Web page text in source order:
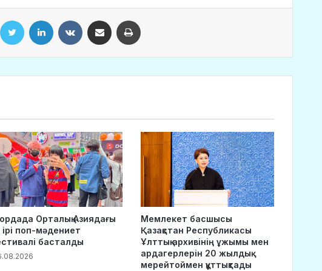
Орталық Азиядағы
ірі поп-мәдениет
басталды
Мемлекет басшысы
Қазақстан Республикасы
Ұлттық архивінің ұжымы мен
ардагерлерін 20 жылдық
мерейтоймен құттықтады